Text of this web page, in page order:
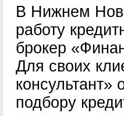
В Нижнем
работу
брокер
Для своих
консультант»
подбору